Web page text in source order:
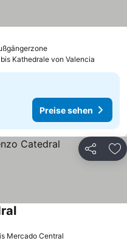
Preise sehen
Kathedrale von Valencia
Preise sehen
Teilen
Preise sehen
Mercado Central